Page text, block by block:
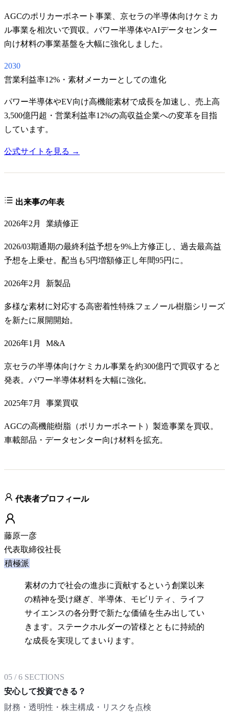
AGCのポリカーボネート事業、京セラの半導体向けケミカ
ル事業を相次いで買収。パワー半導体やAIデータセンター
向け材料の事業基盤を大幅に強化しました。
2030
営業利益率12%・素材メーカーとしての進化
パワー半導体やEV向け高機能素材で成長を加速し、売上高
3,500億円超・営業利益率12%の高収益企業への変革を目指
しています。
公式サイトを見る →
出来事の年表
2026年2月 業績修正
2026/03期通期の最終利益予想を9%上方修正し、過去最高益
予想を上乗せ。配当も5円増額修正し年間95円に。
2026年2月 新製品
多様な素材に対応する高密着性特殊フェノール樹脂シリーズ
を新たに展開開始。
2026年1月 M&A
京セラの半導体向けケミカル事業を約300億円で買収すると
発表。パワー半導体材料を大幅に強化。
2025年7月 事業買収
AGCの高機能樹脂（ポリカーボネート）製造事業を買収。
車載部品・データセンター向け材料を拡充。
代表者プロフィール
藤原一彦
代表取締役社長
積極派
素材の力で社会の進歩に貢献するという創業以来
の精神を受け継ぎ、半導体、モビリティ、ライフ
サイエンスの各分野で新たな価値を生み出してい
きます。ステークホルダーの皆様とともに持続的
な成長を実現してまいります。
05 /6 SECTIONS
安心して投資できる？
財務・透明性・株主構成・リスクを点検